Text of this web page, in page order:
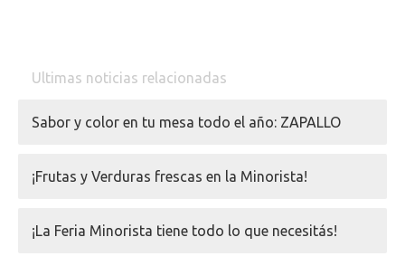
Ultimas noticias relacionadas
Sabor y color en tu mesa todo el año: ZAPALLO
¡Frutas y Verduras frescas en la Minorista!
¡La Feria Minorista tiene todo lo que necesitás!